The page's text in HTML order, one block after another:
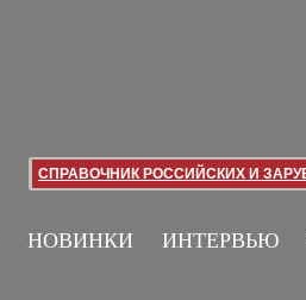
СПРАВОЧНИК РОССИЙСКИХ И
НОВИНКИ ИНТЕРВЬЮ